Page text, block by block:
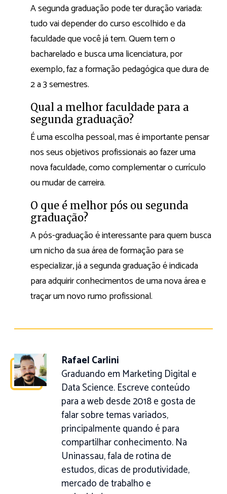
A segunda graduação pode ter duração variada:
tudo vai depender do curso escolhido e da
faculdade que você já tem. Quem tem o
bacharelado e busca uma licenciatura, por
exemplo, faz a formação pedagógica que dura de
2 a 3 semestres.
Qual a melhor faculdade para a
segunda graduação?
É uma escolha pessoal, mas é importante pensar
nos seus objetivos profissionais ao fazer uma
nova faculdade, como complementar o currículo
ou mudar de carreira.
O que é melhor pós ou segunda
graduação?
A pós-graduação é interessante para quem busca
um nicho da sua área de formação para se
especializar, já a segunda graduação é indicada
para adquirir conhecimentos de uma nova área e
traçar um novo rumo profissional.
Rafael Carlini
Graduando em Marketing Digital e
Data Science. Escreve conteúdo
para a web desde 2018 e gosta de
falar sobre temas variados,
principalmente quando é para
compartilhar conhecimento. Na
Uninassau, fala de rotina de
estudos, dicas de produtividade,
mercado de trabalho e